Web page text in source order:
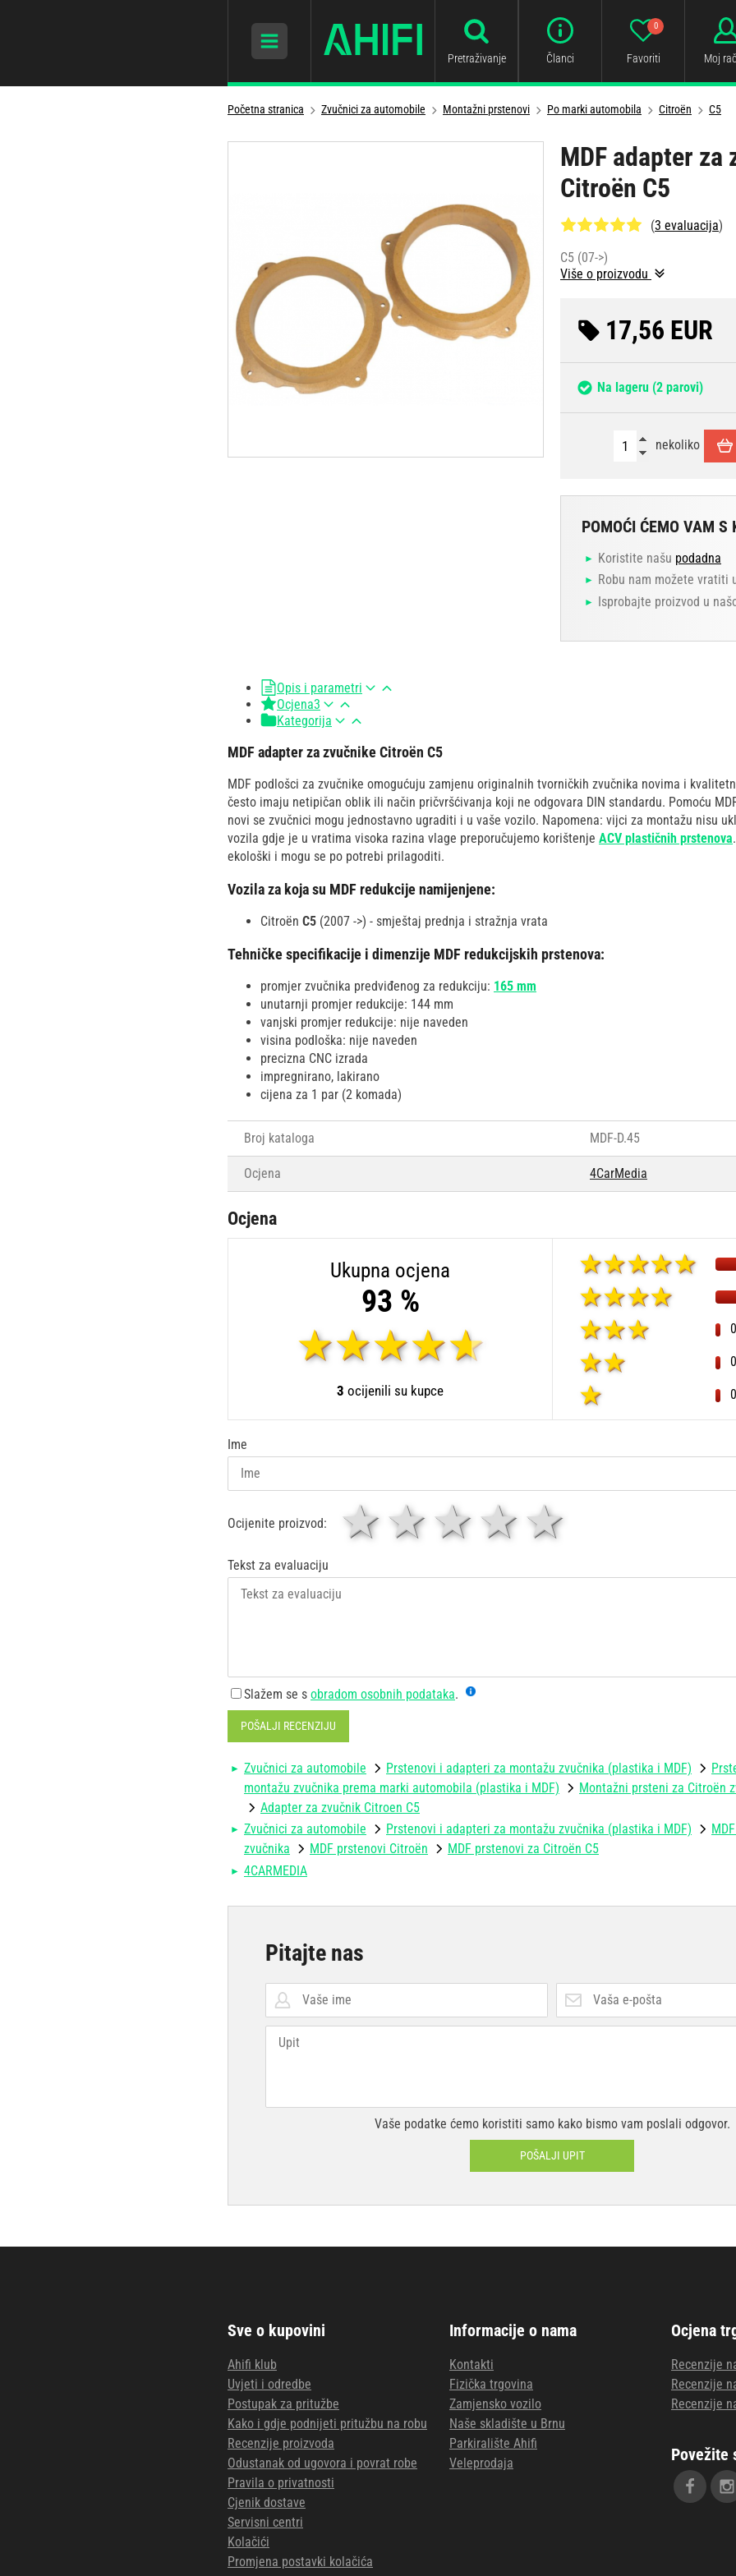
Pretraživanje Članci Favoriti
0
Moj
Početna stranica Zvučnici za automobile Montažni prstenovi Po marki automobila Citroën C5
MDF adapter za
Citroën C5
(3 evaluacija)
C5 (07->)
Više o proizvodu
17,56 EUR
Na lageru (2 parovi)
nekoliko
POMOĆI ĆEMO VAM S
Koristite našu podadna
Robu nam možete vratiti
Isprobajte proizvod u
Opis i parametri
Ocjena3
Kategorija
MDF adapter za zvučnike Citroën C5
MDF podlošci za zvučnike omogućuju zamjenu originalnih tvorničkih zvučnika novima i
često imaju netipičan oblik ili način pričvršćivanja koji ne odgovara DIN standardu. Pomoću
novi se zvučnici mogu jednostavno ugraditi i u vaše vozilo. Napomena: vijci za montažu nisu
vozila gdje je u vratima visoka razina vlage preporučujemo korištenje ACV plastičnih prstenova
ekološki i mogu se po potrebi prilagoditi.
Vozila za koja su MDF redukcije namijenjene:
Citroën C5 (2007 ->) - smještaj prednja i stražnja vrata
Tehničke specifikacije i dimenzije MDF redukcijskih prstenova:
promjer zvučnika predviđenog za redukciju: 165 mm
unutarnji promjer redukcije: 144 mm
vanjski promjer redukcije: nije naveden
visina podloška: nije naveden
precizna CNC izrada
impregnirano, lakirano
cijena za 1 par (2 komada)
Broj kataloga MDF-D.45
Ocjena 4CarMedia
Ocjena
Ukupna ocjena
93 %
3 ocijenili su kupce
Ime
Ocijenite proizvod: 4 zvjezdice
3 zvjezdice
zvjezdice
1 zvjezdica
Tekst za evaluaciju
Slažem se s obradom osobnih podataka.
POŠALJI RECENZIJU
Zvučnici za automobile Prstenovi i adapteri za montažu zvučnika (plastika i MDF)
montažu zvučnika prema marki automobila (plastika i MDF)
Montažni prsteni za Citroën
Adapter za zvučnik Citroen C5
Zvučnici za automobile
Prstenovi i adapteri za montažu zvučnika (plastika i MDF)
zvučnika
MDF prstenovi Citroën
MDF prstenovi za Citroën C5
4CARMEDIA
Pitajte nas
Vaše podatke ćemo koristiti samo kako bismo vam poslali odgovor.
POŠALJI UPIT
Sve o kupovini
Ahifi klub
Uvjeti i odredbe
Postupak za pritužbe
Kako i gdje podnijeti pritužbu na robu
Recenzije proizvoda
Odustanak od ugovora i povrat robe
Pravila o privatnosti
Cjenik dostave
Servisni centri
Kolačići
Promjena postavki kolačića
Informacije o nama
Kontakti
Fizička trgovina
Zamjensko vozilo
Naše skladište u Brnu
Parkiralište Ahifi
Veleprodaja
Ocjena
Recenzije
Recenzije
Recenzije
Povežite